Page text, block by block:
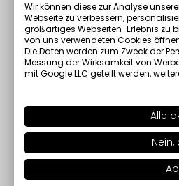
Wir können diese zur Analyse
Webseite zu verbessern,
großartiges Webseiten-Erlebnis zu
von uns verwendeten Cookies
Die Daten werden zum Zweck der
Messung der Wirksamkeit von
mit Google LLC geteilt werden,
Alle